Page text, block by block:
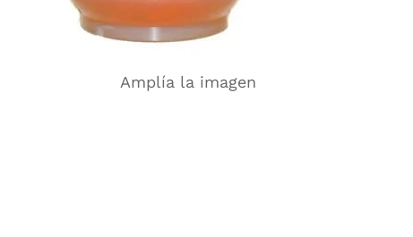
Amplía la imagen